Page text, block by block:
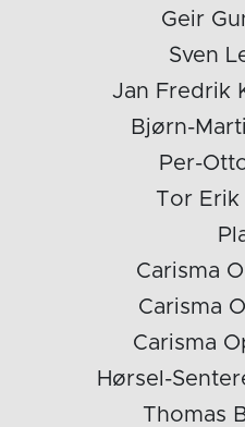
Geir
Sven
Jan Fredrik
Bjørn-
Per-
Tor Erik
Carisma
Carisma
Carisma
Hørsel-
Thomas